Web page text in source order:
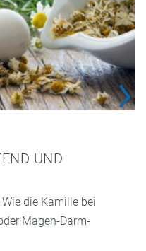
UND
die Kamille bei
Magen-Darm-